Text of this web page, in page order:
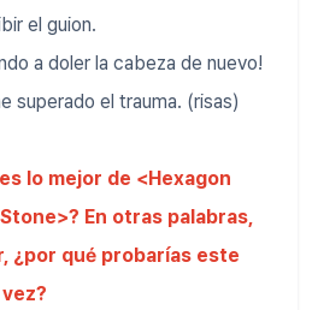
el guion.
a doler la cabeza de nuevo!
superado el trauma. (risas)
lo mejor de <Hexagon
En otras palabras,
¿por qué probarías este